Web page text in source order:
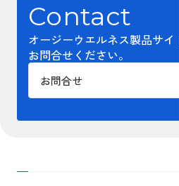
Contact
オージーウエルネス製品サイ
お問合せください。
お問合せ